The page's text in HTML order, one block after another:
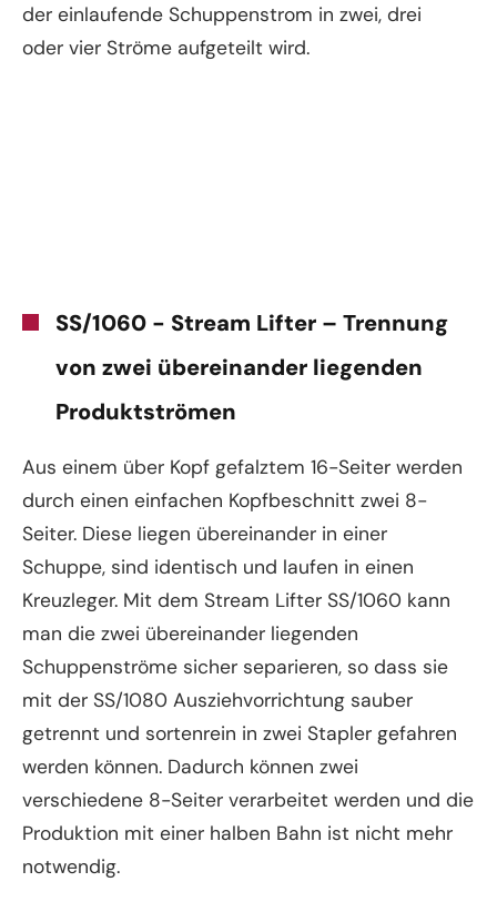
der einlaufende Schuppenstrom in zwei, drei
oder vier Ströme aufgeteilt wird.
SS/1060 - Stream Lifter – Trennung
von zwei übereinander liegenden
Produktströmen
Aus einem über Kopf gefalztem 16-Seiter werden
durch einen einfachen Kopfbeschnitt zwei 8-
Seiter. Diese liegen übereinander in einer
Schuppe, sind identisch und laufen in einen
Kreuzleger. Mit dem Stream Lifter SS/1060 kann
man die zwei übereinander liegenden
Schuppenströme sicher separieren, so dass sie
mit der SS/1080 Ausziehvorrichtung sauber
getrennt und sortenrein in zwei Stapler gefahren
werden können. Dadurch können zwei
verschiedene 8-Seiter verarbeitet werden und die
Produktion mit einer halben Bahn ist nicht mehr
notwendig.